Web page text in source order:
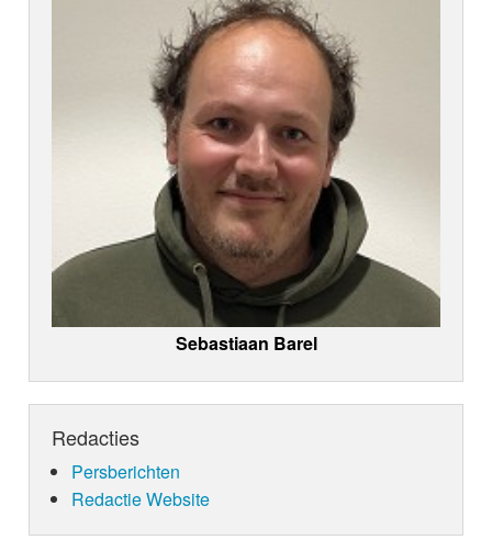
Sebastiaan Barel
Redacties
Persberichten
Redactie Website